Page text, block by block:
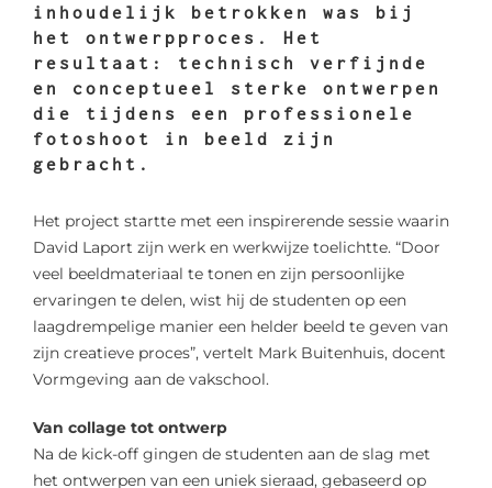
inhoudelijk betrokken was bij
het ontwerpproces. Het
resultaat: technisch verfijnde
en conceptueel sterke ontwerpen
die tijdens een professionele
fotoshoot in beeld zijn
gebracht.
Het project startte met een inspirerende sessie waarin
David Laport zijn werk en werkwijze toelichtte. “Door
veel beeldmateriaal te tonen en zijn persoonlijke
ervaringen te delen, wist hij de studenten op een
laagdrempelige manier een helder beeld te geven van
zijn creatieve proces”, vertelt Mark Buitenhuis, docent
Vormgeving aan de vakschool.
Van collage tot ontwerp
Na de kick-off gingen de studenten aan de slag met
het ontwerpen van een uniek sieraad, gebaseerd op